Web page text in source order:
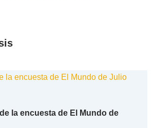
la encuesta de El Mundo de